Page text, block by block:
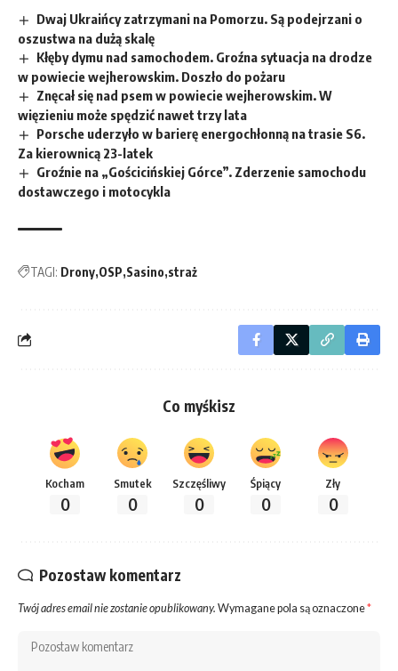
Dwaj Ukraińcy zatrzymani na Pomorzu. Są podejrzani o
oszustwa na dużą skalę
Kłęby dymu nad samochodem. Groźna sytuacja na drodze
w powiecie wejherowskim. Doszło do pożaru
Znęcał się nad psem w powiecie wejherowskim. W
więzieniu może spędzić nawet trzy lata
Porsche uderzyło w barierę energochłonną na trasie S6.
Za kierownicą 23-latek
Groźnie na „Gościcińskiej Górce”. Zderzenie samochodu
dostawczego i motocykla
TAGI: Drony OSP Sasino straż
Co myśkisz
Kocham
0
Smutek
0
Szczęśliwy
0
Śpiący
0
Zły
0
Pozostaw komentarz
Twój adres email nie zostanie opublikowany. Wymagane pola są oznaczone*